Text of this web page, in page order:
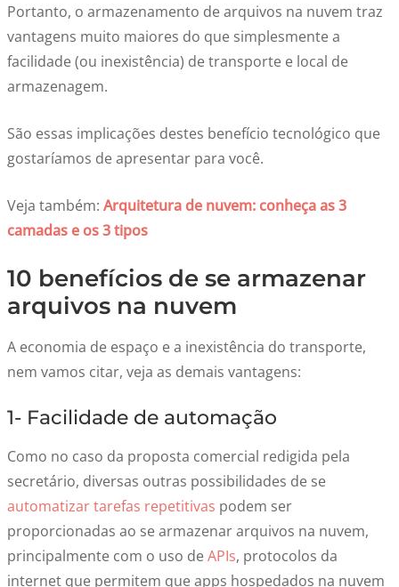
Portanto, o armazenamento de arquivos na nuvem traz
vantagens muito maiores do que simplesmente a
facilidade (ou inexistência) de transporte e local de
armazenagem.
São essas implicações destes benefício tecnológico que
gostaríamos de apresentar para você.
Veja também: Arquitetura de nuvem: conheça as 3
camadas e os 3 tipos
10 benefícios de se armazenar
arquivos na nuvem
A economia de espaço e a inexistência do transporte,
nem vamos citar, veja as demais vantagens:
1- Facilidade de automação
Como no caso da proposta comercial redigida pela
secretário, diversas outras possibilidades de se
automatizar tarefas repetitivas podem ser
proporcionadas ao se armazenar arquivos na nuvem,
principalmente com o uso deAPIs, protocolos da
internet que permitem que apps hospedados na nuvem